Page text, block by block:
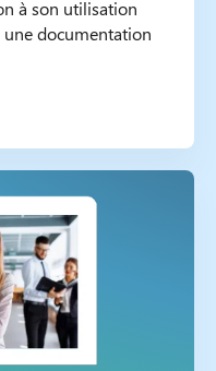
à son utilisation
une documentation